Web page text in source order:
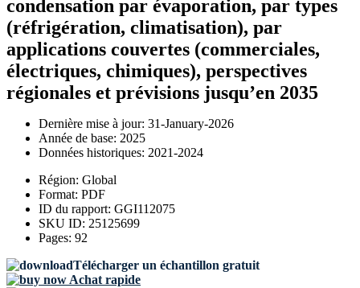
condensation par évaporation, par types
(réfrigération, climatisation), par
applications couvertes (commerciales,
électriques, chimiques), perspectives
régionales et prévisions jusqu’en 2035
Dernière mise à jour: 31-January-2026
Année de base: 2025
Données historiques: 2021-2024
Région: Global
Format: PDF
ID du rapport: GGI112075
SKU ID: 25125699
Pages: 92
Télécharger un échantillon gratuit
Achat rapide